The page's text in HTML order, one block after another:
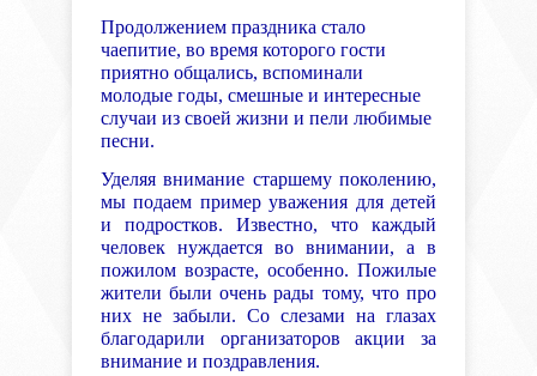
Продолжением праздника стало
чаепитие, во время которого гости
приятно общались, вспоминали
молодые годы, смешные и интересные
случаи из своей жизни и пели любимые
песни.
Уделяя внимание старшему поколению,
мы подаем пример уважения для детей
и подростков. Известно, что каждый
человек нуждается во внимании, а в
пожилом возрасте, особенно. Пожилые
жители были очень рады тому, что про
них не забыли. Со слезами на глазах
благодарили организаторов акции за
внимание и поздравления.